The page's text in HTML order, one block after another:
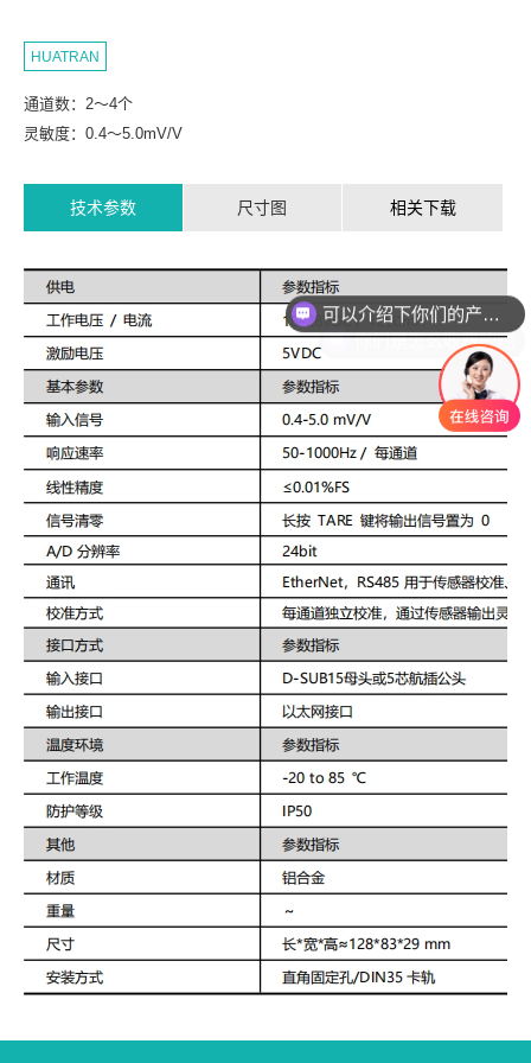
HUATRAN
通道数：2～4个
灵敏度：0.4～5.0mV/V
技术参数 尺寸图 相关下载
可以介绍下你们的产品么
你们是怎么收费的呢